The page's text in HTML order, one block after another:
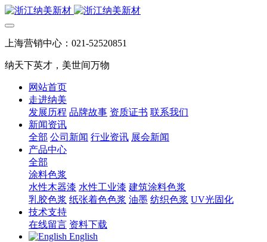
上海营销中心：021-52520851
纳天下英才，美世间万物
网站首页
走进纳美
发展历程 品牌故事 资质证书 联系我们
新闻资讯
全部 公司新闻 行业资讯 展会新闻
产品中心
全部
涂料色浆
水性木器漆 水性工业漆 建筑涂料色浆
乳胶色浆 纸张着色色浆 油墨 纺织色浆 UV光固化
技术支持
在线留言 资料下载
English